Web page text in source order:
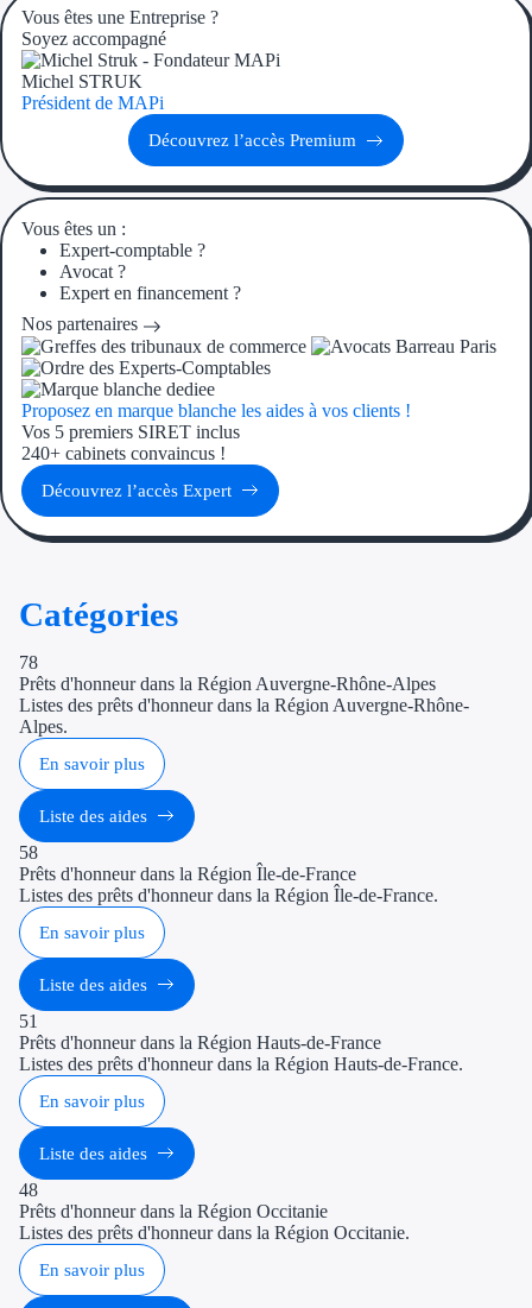
Aides
Aides Région
Couvertures
Par financeur
Tous les
Ouvrage
FAQ Expert
Vous êtes une Entreprise ?
Soyez accompagné
Michel STRUK
Président de MAPi
Découvrez l’accès Premium
Vous êtes un :
Expert-comptable ?
Avocat ?
Expert en financement ?
Nos partenaires
Proposez en marque blanche les aides à vos clients !
Vos 5 premiers SIRET inclus
240+ cabinets convaincus !
Découvrez l’accès Expert
Catégories
78
Prêts d'honneur dans la Région Auvergne-Rhône-Alpes
Listes des prêts d'honneur dans la Région Auvergne-Rhône-
Alpes.
En savoir plus
Liste des aides
58
Prêts d'honneur dans la Région Île-de-France
Listes des prêts d'honneur dans la Région Île-de-France.
En savoir plus
Liste des aides
51
Prêts d'honneur dans la Région Hauts-de-France
Listes des prêts d'honneur dans la Région Hauts-de-France.
En savoir plus
Liste des aides
48
Prêts d'honneur dans la Région Occitanie
Listes des prêts d'honneur dans la Région Occitanie.
En savoir plus